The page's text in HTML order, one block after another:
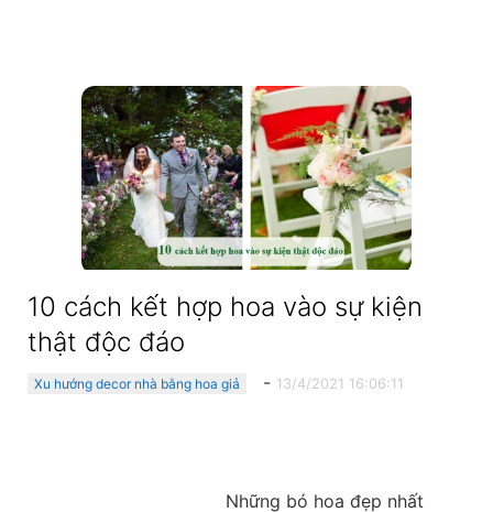
10 cách kết hợp hoa vào sự kiện
thật độc đáo
Xu hướng decor nhà bằng hoa giả - 13/4/2021 16:06:11